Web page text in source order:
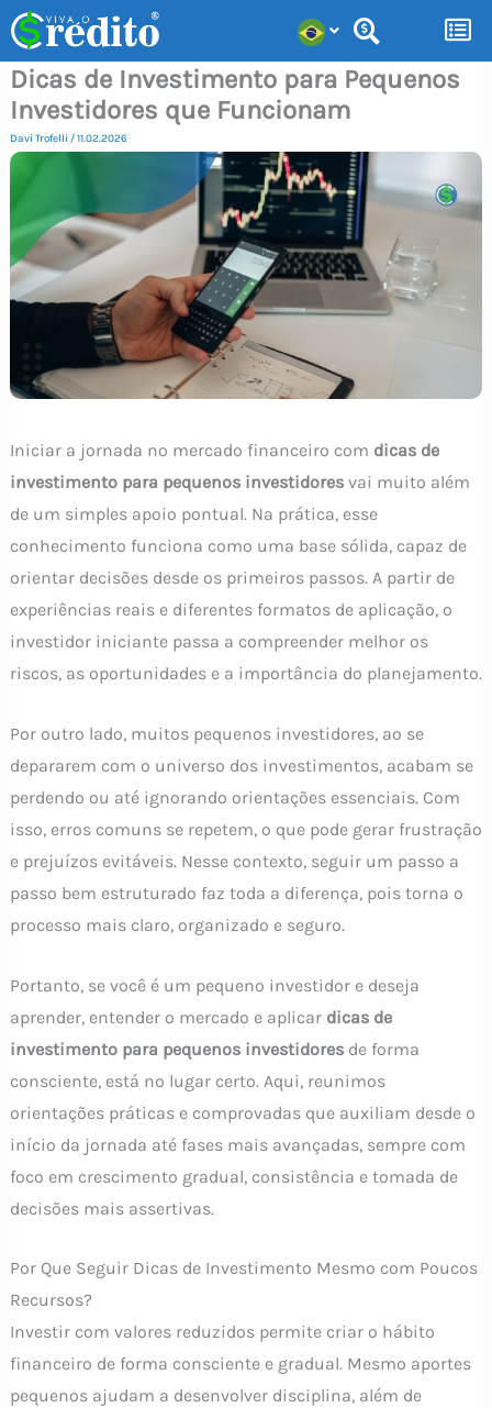
para
conteúdo
Dicas de Investimento para Pequenos
Investidores que Funcionam
Davi Trofelli /11.02.2026
Iniciar a jornada no mercado financeiro com dicas de
investimento para pequenos investidoresvai muito além
de um simples apoio pontual. Na prática, esse
conhecimento funciona como uma base sólida, capaz de
orientar decisões desde os primeiros passos. A partir de
experiências reais e diferentes formatos de aplicação, o
investidor iniciante passa a compreender melhor os
riscos, as oportunidades e a importância do planejamento.
Por outro lado, muitos pequenos investidores, ao se
depararem com o universo dos investimentos, acabam se
perdendo ou até ignorando orientações essenciais. Com
isso, erros comuns se repetem, o que pode gerar frustração
e prejuízos evitáveis. Nesse contexto, seguir um passo a
passo bem estruturado faz toda a diferença, pois torna o
processo mais claro, organizado e seguro.
Portanto, se você é um pequeno investidor e deseja
aprender, entender o mercado e aplicar dicas de
investimento para pequenos investidoresde forma
consciente, está no lugar certo. Aqui, reunimos
orientações práticas e comprovadas que auxiliam desde o
início da jornada até fases mais avançadas, sempre com
foco em crescimento gradual, consistência e tomada de
decisões mais assertivas.
Por Que Seguir Dicas de Investimento Mesmo com Poucos
Recursos?
Investir com valores reduzidos permite criar o hábito
financeiro de forma consciente e gradual. Mesmo aportes
pequenos ajudam a desenvolver disciplina, além de